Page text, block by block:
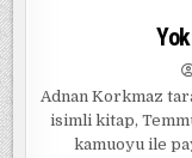
Adnan Korkmaz
isimli kitap,
kamuoyu ile